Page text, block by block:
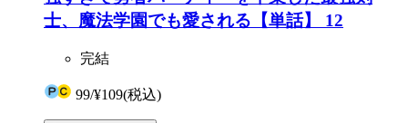
士、魔法学園でも愛される【単話】 12
完結
99/¥109(税込)